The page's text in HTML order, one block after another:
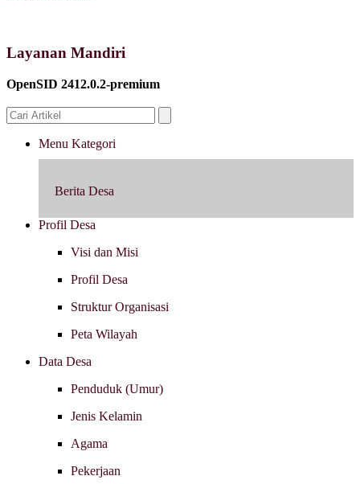
Layanan Mandiri
OpenSID 2412.0.2-premium
Menu Kategori
Berita Desa
Profil Desa
Visi dan Misi
Profil Desa
Struktur Organisasi
Peta Wilayah
Data Desa
Penduduk (Umur)
Jenis Kelamin
Agama
Pekerjaan